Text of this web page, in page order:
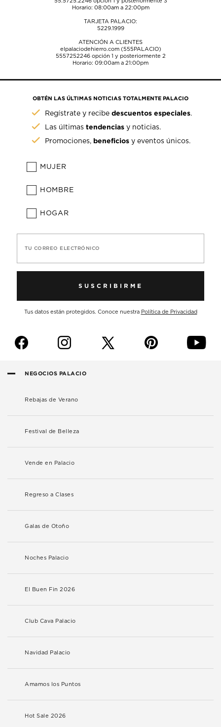
Horario: 08:00am a 22:00pm
TARJETA PALACIO:
5229.1999
ATENCIÓN A CLIENTES
elpalaciodehierro.com (555PALACIO)
5557252246opción 1 y posteriormente 2
Horario: 09:00am a 21:00pm
OBTÉN LAS ÚLTIMAS NOTICIAS TOTALMENTE PALACIO
Regístrate y recibedescuentos especiales.
Las últimastendencias y noticias.
Promociones, beneficios y eventos únicos.
MUJER
HOMBRE
HOGAR
TU CORREO ELECTRÓNICO
SUSCRIBIRME
Tus datos están protegidos. Conoce nuestra Política de Privacidad
f i p y
NEGOCIOS PALACIO
Rebajas de Verano
Festival de Belleza
Vende en Palacio
Regreso a Clases
Galas de Otoño
Noches Palacio
El Buen Fin 2026
Club Cava Palacio
Navidad Palacio
Amamos los Puntos
Hot Sale 2026